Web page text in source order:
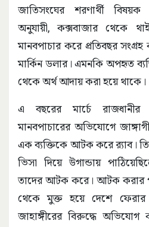
জাতিসংঘের শরণার্থী বিষয়ক
অনুযায়ী, কক্সবাজার থেকে
মানবপাচার করে প্রতিবছর
মার্কিন ডলার। এমনকি অপহৃত
থেকে অর্থ আদায় করা হয়ে থাকে।
এ বছরের মার্চে
মানবপাচারের অভিযোগে
এক ব্যক্তিকে আটক করে র‌্যাব।
ভিসা দিয়ে উগান্ডায়
তাদের আটক করে। আটক করার
থেকে মুক্ত হয়ে দেশে
জাহাঙ্গীরের বিরুদ্ধে